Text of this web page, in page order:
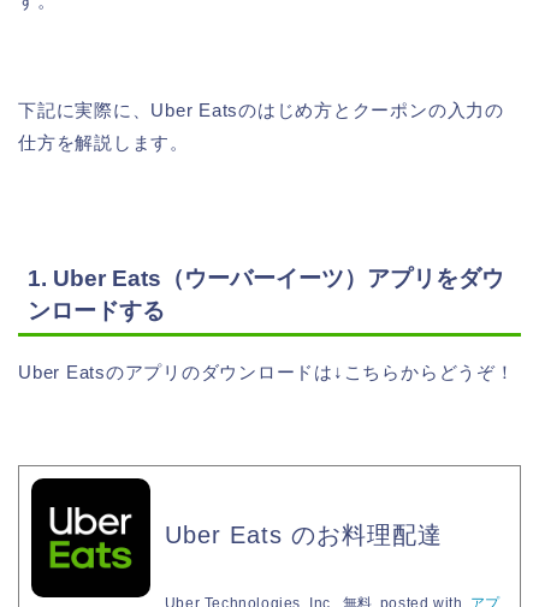
下記に実際に、Uber Eatsのはじめ方とクーポンの入力の
仕方を解説します。
1. Uber Eats（ウーバーイーツ）アプリをダウ
ンロードする
Uber Eatsのアプリのダウンロードは↓こちらからどうぞ！
Uber Eats のお料理配達